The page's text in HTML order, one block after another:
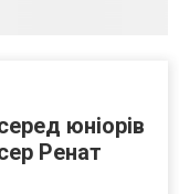
юніорів
Ренат